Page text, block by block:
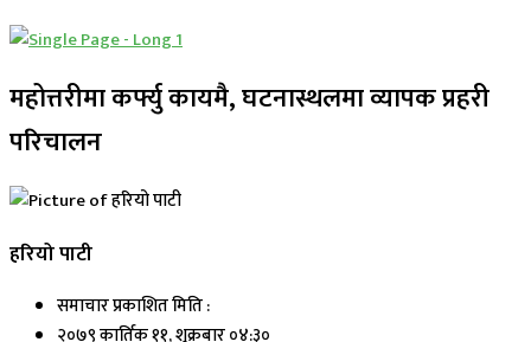
महोत्तरीमा कर्फ्यु कायमै, घटनास्थलमा व्यापक प्रहरी
परिचालन
हरियो पाटी
समाचार प्रकाशित मिति :
२०७९ कार्तिक ११, शुक्रबार ०४:३०